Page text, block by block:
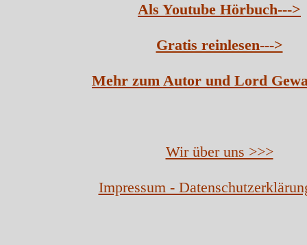
Als Youtube Hörbuch--->
Gratis reinlesen--->
Mehr zum Autor und Lord
Wir über uns >>>
Impressum -